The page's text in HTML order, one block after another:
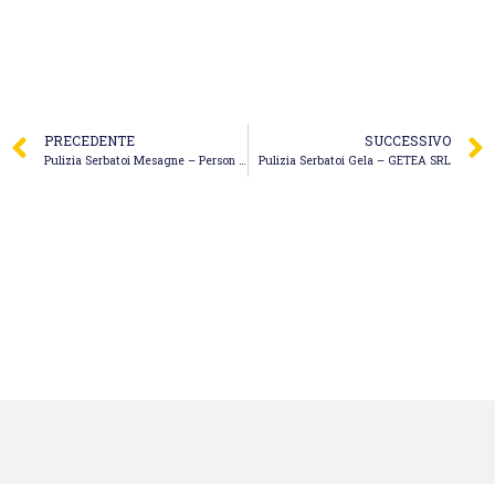
PRECEDENTE
Pulizia Serbatoi Mesagne – Person Service Home
SUCCESSIVO
Pulizia Serbatoi Gela – GETEA SRL